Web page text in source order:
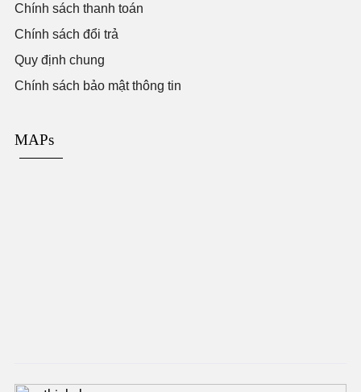
Chính sách thanh toán
Chính sách đổi trả
Quy định chung
Chính sách bảo mật thông tin
MAPs